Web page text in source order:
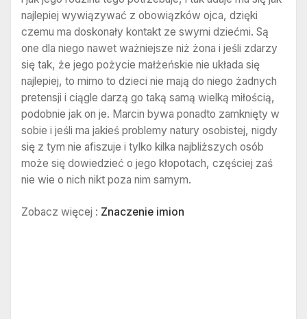
najlepiej wywiązywać z obowiązków ojca, dzięki
czemu ma doskonały kontakt ze swymi dziećmi. Są
one dla niego nawet ważniejsze niż żona i jeśli zdarzy
się tak, że jego pożycie małżeńskie nie układa się
najlepiej, to mimo to dzieci nie mają do niego żadnych
pretensji i ciągle darzą go taką samą wielką miłością,
podobnie jak on je. Marcin bywa ponadto zamknięty w
sobie i jeśli ma jakieś problemy natury osobistej, nigdy
się z tym nie afiszuje i tylko kilka najbliższych osób
może się dowiedzieć o jego kłopotach, częściej zaś
nie wie o nich nikt poza nim samym.
Zobacz więcej : Znaczenie imion